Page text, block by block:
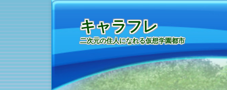
キャラフレ
二次元の住人になれる仮想学園都市